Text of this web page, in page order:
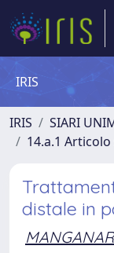
IRIS
IRIS SIARI
14.a.1
distale in